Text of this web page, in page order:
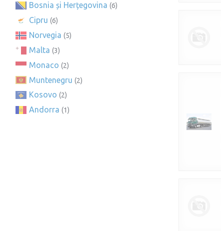
Bosnia și Herțegovina (6)
Cipru (6)
Norvegia (5)
Malta (3)
Monaco (2)
Muntenegru (2)
Kosovo (2)
Andorra (1)